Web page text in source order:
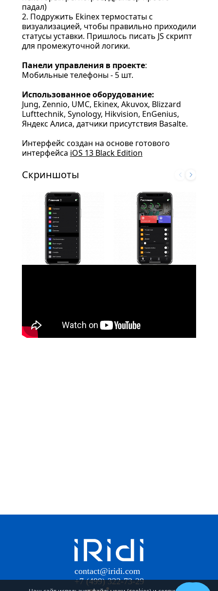
Скриншоты
падал)
2. Подружить Ekinex термостаты с
визуализацией, чтобы правильно приходили
статусы уставки. Пришлось писать JS скрипт
для промежуточной логики.
Панели управления в проекте:
Мобильные телефоны - 5 шт.
Использованное оборудование:
Jung, Zennio, UMC, Ekinex, Akuvox, Blizzard
Lufttechnik, Synology, Hikvision, EnGenius,
Яндекс Алиса, датчики присутствия Basalte.
Интерфейс создан на основе готового
интерфейса iOS 13 Black Edition
contact@iridi.com
+7 (499) 322-73-29